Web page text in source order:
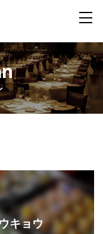
イナビリティ
キョウ